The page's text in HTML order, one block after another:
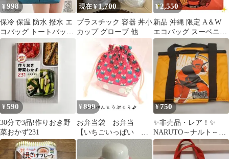
¥998
保冷 保温 防水 撥水 エ
コバッグ トートバッグ
ランチ ファスナー ブル
現在 ¥1,700
プラスチック 容器 丼小
カップ グローブ 他
¥2,550
新品 沖縄 限定 A＆W
エコバッグ スーベニア
バッグ お土産バッグ ル
ーティ
¥590
30分で3品!作りおき野
菜おかず231
¥ 899
お弁当袋 お弁当
【いちごいっぱい
赤 くすみピンク】
¥750
✨非売品・レア！✨
NARUTO～ナルト～
保冷バッグ